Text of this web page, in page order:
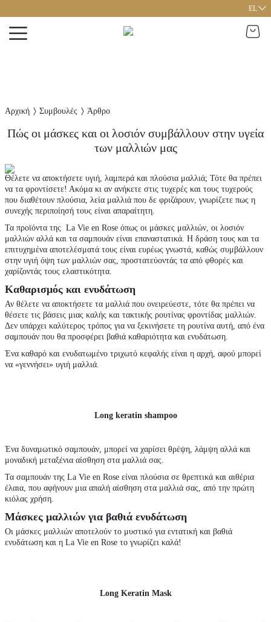
EL
Αρχική Συμβουλές Άρθρο
Πώς οι μάσκες και οι λοσιόν συμβάλλουν στην υγεία
των μαλλιών μας
Θέλετε να αποκτήσετε υγιή, λαμπερά και πλούσια μαλλιά; Τότε θα πρέπει
να τα φροντίσετε! Ακόμα κι αν ανήκετε στις τυχερές και τους τυχερούς
που διαθέτουν πλούσια, λεία μαλλιά που δε φριζάρουν, γνωρίζετε πως η
συνεχής περιποίησή τους είναι απαραίτητη.
Τα προϊόντα της La Vie en Rose όπως οι μάσκες μαλλιών, οι λοσιόν
μαλλιών αλλά και τα σαμπουάν είναι επαναστατικά. Η δράση τους και τα
επιτυχημένα αποτελέσματά τους είναι ευρέως γνωστά, καθώς συμβάλλουν
στην υγιή όψη των μαλλιών σας, προστατεύοντάς τα από φθορές και
χαρίζοντάς τους ελαστικότητα.
Καθαρισμός και ενυδάτωση
Αν θέλετε να αποκτήσετε τα μαλλιά που ονειρεύεστε, τότε θα πρέπει να
θέσετε τις βάσεις μιας καλής και τακτικής ρουτίνας φροντίδας μαλλιών.
Δεν υπάρχει καλύτερος τρόπος για να ξεκινήσετε τη ρουτίνα αυτή, από ένα
σαμπουάν που θα προσφέρει βαθιά καθαριότητα και ενυδάτωση.
Ένα καθαρό και ενυδατωμένο τριχωτό κεφαλής είναι η αρχή, αφού μπορεί
να «γεννήσει» υγιή μαλλιά.
Long keratin shampoo
Ένα δυναμωτικό σαμπουάν, μπορεί να χαρίσει θρέψη, λάμψη αλλά και
μοναδική μεταξένια αίσθηση στα μαλλιά σας.
Τα σαμπουάν της La Vie en Rose είναι πλούσια σε θρεπτικά και αιθέρια
έλαια, που αφήνουν μια απαλή αίσθηση στα μαλλιά σας, από την πρώτη
κιόλας χρήση.
Μάσκες μαλλιών για βαθιά ενυδάτωση
Οι μάσκες μαλλιών αποτελούν το μυστικό για εντατική και βαθιά
ενυδάτωση και η La Vie en Rose το γνωρίζει καλά!
Long Keratin Mask